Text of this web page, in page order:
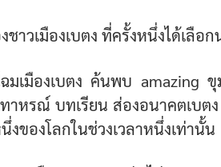
วเมืองเบตง ที่ครั้งหนึ่งได้เลือ
ฉมเมืองเบตง ค้นพบ
ทาหรณ์ บทเรียน ส่องอนาคตเ
ของโลกในช่วงเวลาหนึ่งเท่านั้น